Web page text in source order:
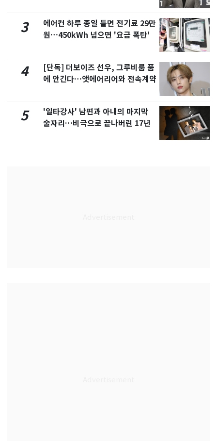
3
에어컨 하루 종일 틀면 전기료 29만
원…450kWh 넘으면 '요금 폭탄'
4
[단독] 더보이즈 선우, 그루비룸 품
에 안긴다…앳에어리어와 전속계약
5
'일타강사' 남편과 아내의 마지막
술자리…비극으로 끝나버린 17년